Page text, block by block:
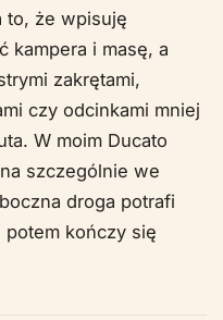
to, że wpisuję
kampera i masę, a
zakrętami,
czy odcinkami mniej
W moim Ducato
szczególnie we
droga potrafi
potem kończy się